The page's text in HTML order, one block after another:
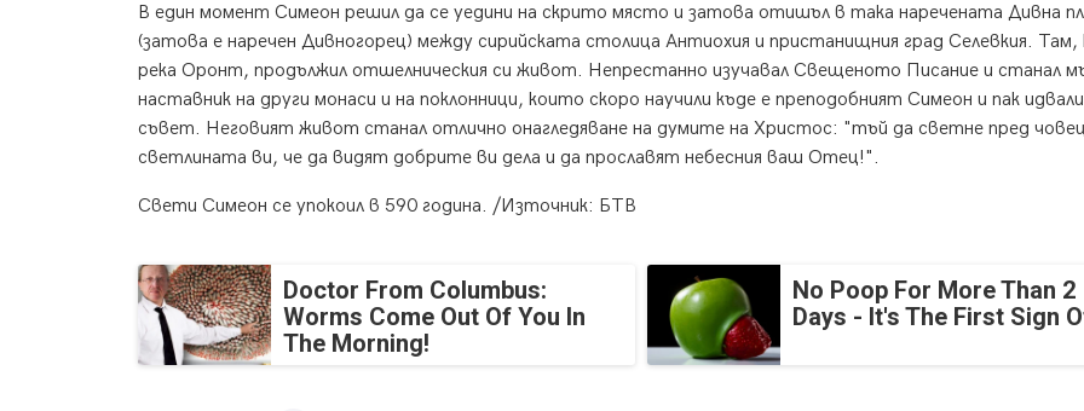
В един момент Симеон решил да се уедини на скрито място и затова отишъл в така наречената Дивна
(затова е наречен Дивногорец) между сирийската столица Антиохия и пристанищния град Селевкия. Там,
река Оронт, продължил отшелническия си живот. Непрестанно изучавал Свещеното Писание и станал
наставник на други монаси и на поклонници, които скоро научили къде е преподобният Симеон и пак
съвет. Неговият живот станал отлично онагледяване на думите на Христос: "тъй да светне пред
светлината ви, че да видят добрите ви дела и да прославят небесния ваш Отец!".
Свети Симеон се упокоил в 590 година. /Източник: БТВ
Doctor From Columbus:
Worms Come Out Of You In
The Morning!
No Poop For More Than 2
Days - It's The First Sign